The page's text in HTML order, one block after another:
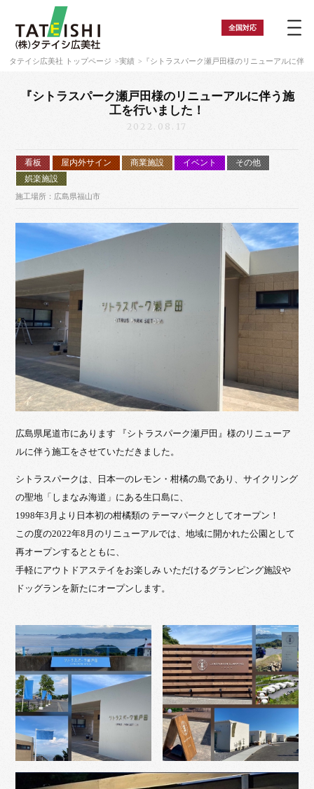
全国対応
タテイシ広美社 トップページ 実績 『シトラスパーク瀬戸田様のリニューアルに伴
『シトラスパーク瀬戸田様のリニューアルに伴う施
工を行いました！
2022.08.17
看板 屋内外サイン 商業施設 イベント
その他
娯楽施設
施工場所：広島県福山市
広島県尾道市にあります 『シトラスパーク瀬戸田』様のリニューア
ルに伴う施工をさせていただきました。
シトラスパークは、日本一のレモン・柑橘の島であり、サイクリング
の聖地「しまなみ海道」にある生口島に、
1998年3月より日本初の柑橘類の テーマパークとしてオープン！
この度の2022年8月のリニューアルでは、地域に開かれた公園として
再オープンするとともに、
手軽にアウトドアステイをお楽しみ いただけるグランピング施設や
ドッグランを新たにオープンします。